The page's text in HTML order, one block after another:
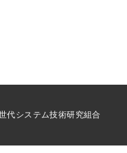
代システム技術研究組合